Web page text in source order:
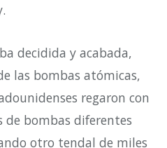
decidida y acabada,
las bombas atómicas,
regaron con
de bombas diferentes
otro tendal de miles